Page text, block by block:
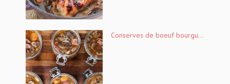
Conserves de boeuf bourgu...